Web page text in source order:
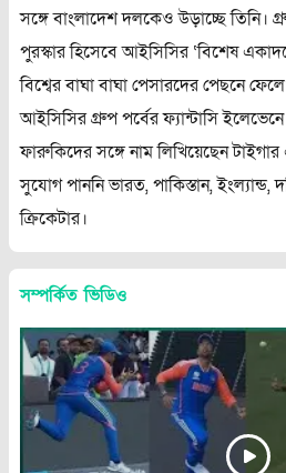
সঙ্গে বাংলাদেশ দলকেও উড়াচ্ছে তিনি।
পুরস্কার হিসেবে আইসিসির ‘বিশেষ
বিশ্বের বাঘা বাঘা পেসারদের পেছনে
আইসিসির গ্রুপ পর্বের ফ্যান্টাসি
ফারুকিদের সঙ্গে নাম লিখিয়েছেন
সুযোগ পাননি ভারত, পাকিস্তান, ইংল্যান্ড,
ক্রিকেটার।
সম্পর্কিত ভিডিও